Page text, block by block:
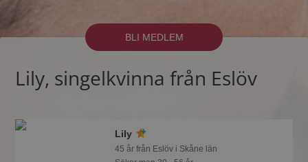
BLI MEDLEM
Lily, singelkvinna från Eslöv
Lily
45 år från Eslöv i Skåne län